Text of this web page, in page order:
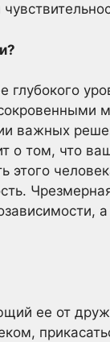
глубокого
важных
о том, что
этого
а
ее от